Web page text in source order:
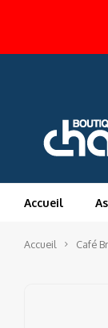
Accueil
Accueil Café